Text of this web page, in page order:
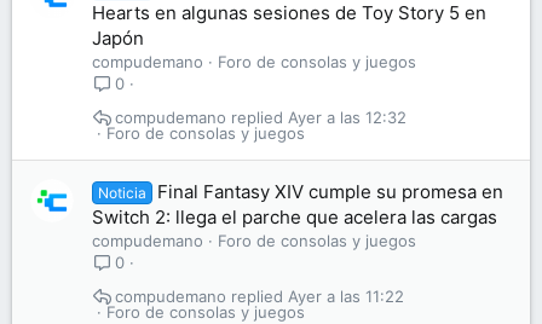
Hearts en algunas sesiones de Toy Story 5 en
Japón
compudemano
Foro de consolas y juegos
0
Foro de consolas y juegos
Ayer a las 12:32
compudemano
Noticia
Final Fantasy XIV cumple su promesa en
Switch 2: llega el parche que acelera las cargas
compudemano
Foro de consolas y juegos
0
Foro de consolas y juegos
Ayer a las 11:22
compudemano